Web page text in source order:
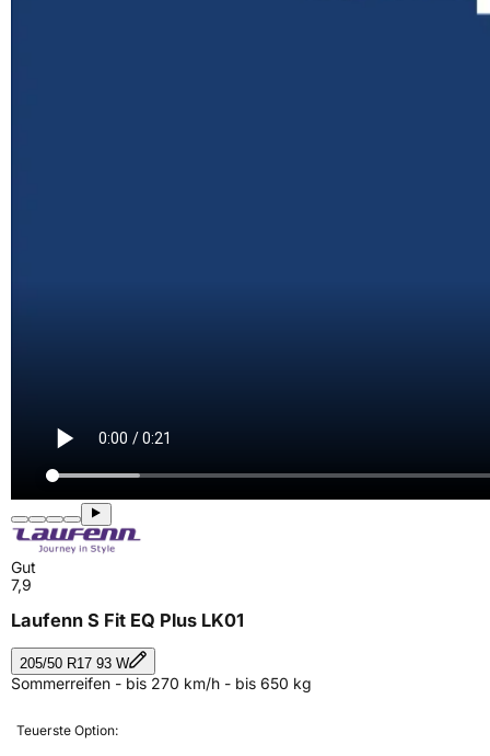
Gut
7,9
Laufenn S Fit EQ Plus LK01
205/50 R17 93 W
Sommerreifen - bis 270 km/h - bis 650 kg
Teuerste Option: